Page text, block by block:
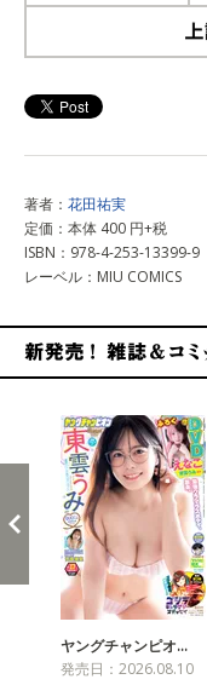
著者： 花田祐実
定価：本体 400 円+税
ISBN：978-4-253-13399-9
レーベル：MIU COMICS
ヤングチャンピオ…
発売日：2026.08.10